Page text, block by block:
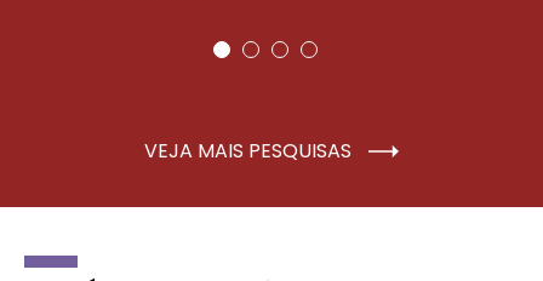
VEJA MAIS PESQUISAS